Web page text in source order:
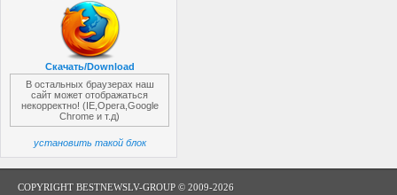
Скачать/Download
В остальных браузерах наш
сайт может отображаться
некорректно! (IE,Opera,Google
Chrome и т.д)
установить такой блок
COPYRIGHT BESTNEWSLV-GROUP © 2009-2026